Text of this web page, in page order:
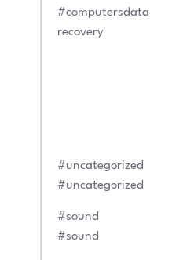
#computersdata
recovery
#uncategorized
#uncategorized
#sound
#sound